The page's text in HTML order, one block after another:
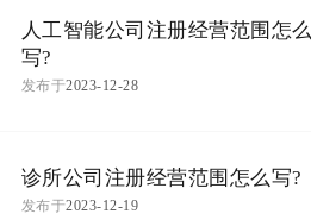
人工智能公司注册经营范围怎么
写?
发布于2023-12-28
诊所公司注册经营范围怎么写?
发布于2023-12-19